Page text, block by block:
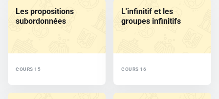
Les propositions
subordonnées
COURS 15
L'infinitif et les
groupes infinitifs
COURS 16